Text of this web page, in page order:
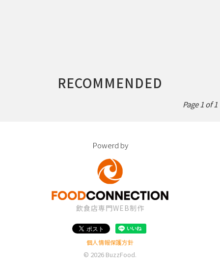
RECOMMENDED
Page 1 of 1
Powerd by
飲食店専門WEB制作
個人情報保護方針
© 2026 BuzzFood.